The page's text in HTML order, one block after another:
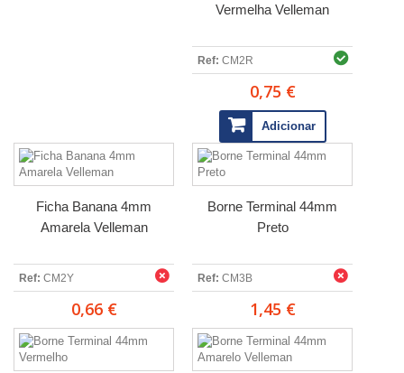
Vermelha Velleman
Ref: CM2R
0,75 €
Adicionar
Ficha Banana 4mm
Amarela Velleman
Ref: CM2Y
0,66 €
Borne Terminal 44mm
Preto
Ref: CM3B
1,45 €